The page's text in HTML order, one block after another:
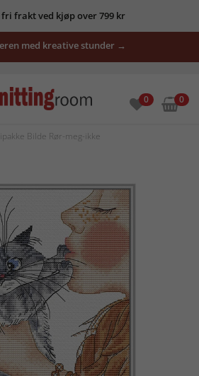
frakt ved kjøp over 799 kr
med kreative stunder →
0 0
Bilde Rør-meg-ikke